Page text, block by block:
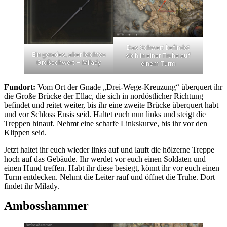
Ein gerades, aber leichtes
Großschwert – Milady
Das Schwert befindet
sich in einer Truhe auf
einem Turm
Fundort: Vom Ort der Gnade „Drei-Wege-Kreuzung“ überquert ihr
die Große Brücke der Ellac, die sich in nordöstlicher Richtung
befindet und reitet weiter, bis ihr eine zweite Brücke überquert habt
und vor Schloss Ensis seid. Haltet euch nun links und steigt die
Treppen hinauf. Nehmt eine scharfe Linkskurve, bis ihr vor den
Klippen seid.
Jetzt haltet ihr euch wieder links auf und lauft die hölzerne Treppe
hoch auf das Gebäude. Ihr werdet vor euch einen Soldaten und
einen Hund treffen. Habt ihr diese besiegt, könnt ihr vor euch einen
Turm entdecken. Nehmt die Leiter rauf und öffnet die Truhe. Dort
findet ihr Milady.
Ambosshammer